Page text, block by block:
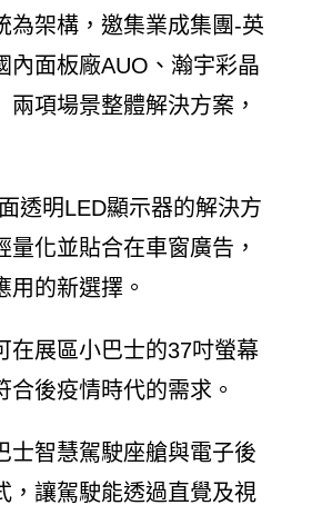
為架構，邀集業成集團-英
內面板廠AUO、瀚宇彩晶
項場景整體解決方案，
透明LED顯示器的解決方
化並貼合在車窗廣告，
的新選擇。
在展區小巴士的37吋螢幕
後疫情時代的需求。
士智慧駕駛座艙與電子後
，讓駕駛能透過直覺及視